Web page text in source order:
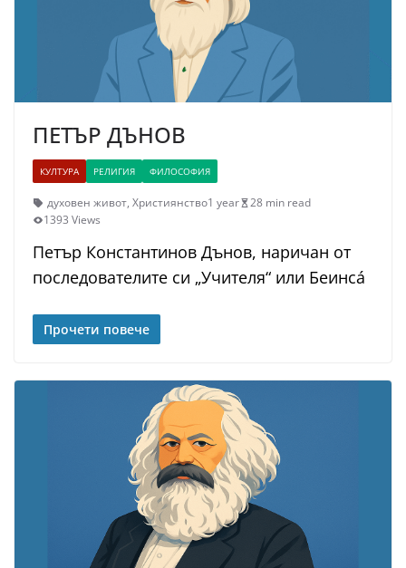
ПЕТЪР ДЪНОВ
КУЛТУРА РЕЛИГИЯ ФИЛОСОФИЯ
духовен живот, Християнство1 year
28 min read
1393 Views
Петър Константинов Дънов, наричан от
последователите си „Учителя“ или Беинсá
Прочети повече